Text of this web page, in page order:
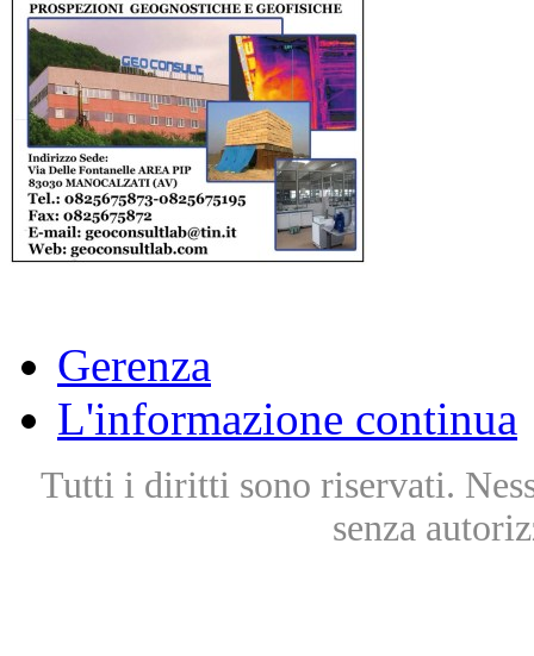
Gerenza
L'informazione continua
Tutti i diritti sono riservati.
senza